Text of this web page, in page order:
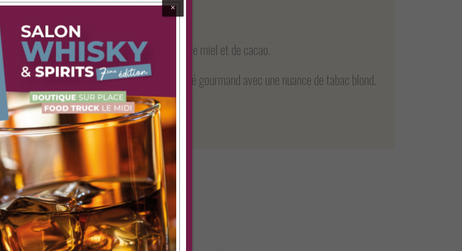
Nez :Notes fruitées et boisées, des touches de miel et de cacao.
Bouche :L’attaque est franche, ample, velouté gourmand avec une nuance de tabac blond.
Finale :Riche et rond.
Partager cet évenement
⨉